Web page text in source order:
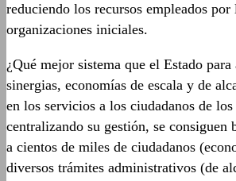
reduciendo los recursos empleados por
organizaciones iniciales.
¿Qué mejor sistema que el Estado para
sinergias, economías de escala y de
en los servicios a los ciudadanos de
centralizando su gestión, se consiguen
a cientos de miles de ciudadanos
diversos trámites administrativos (de